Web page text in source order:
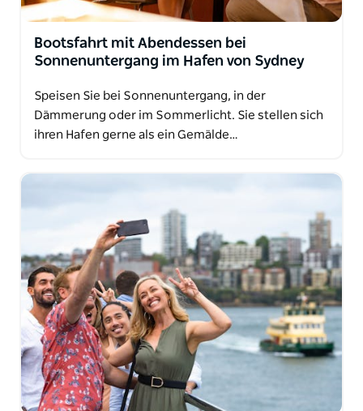
Bootsfahrt mit Abendessen bei
Sonnenuntergang im Hafen von Sydney
Speisen Sie bei Sonnenuntergang, in der
Dämmerung oder im Sommerlicht. Sie stellen sich
ihren Hafen gerne als ein Gemälde…